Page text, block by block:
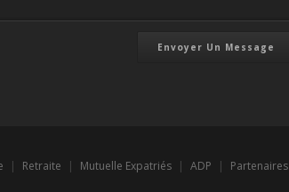
Envoyer Un Message
| Retraite | Mutuelle Expatriés | ADP | Partenaires